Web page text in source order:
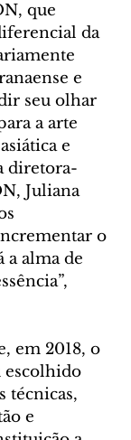
que
da
e
seu olhar
a arte
e
diretora-
Juliana
o
a alma de
em 2018, o
técnicas,
e